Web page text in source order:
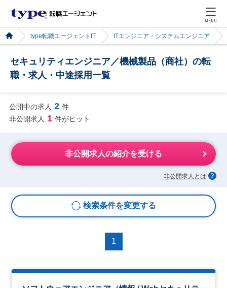
MENU
type転職エージェントIT ITエンジニア・システムエンジニア
セキュリティエンジニア／機械製品（商社）の転
職・求人・中途採用一覧
公開中の求人 2 件
非公開求人 1 件がヒット
非公開求人の紹介を受ける
非公開求人とは
検索条件を変更する
1